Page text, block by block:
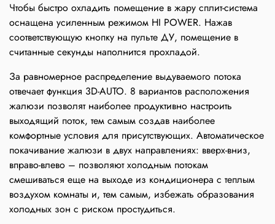
Чтобы быстро охладить помещение в жару сплит-система
оснащена усиленным режимом HI POWER. Нажав
соответствующую кнопку на пульте ДУ, помещение в
считанные секунды наполнится прохладой.
За равномерное распределение выдуваемого потока
отвечает функция 3D-AUTO. 8 вариантов расположения
жалюзи позволят наиболее продуктивно настроить
выходящий поток, тем самым создав наиболее
комфортные условия для присутствующих. Автоматическое
покачивание жалюзи в двух направлениях: вверх-вниз,
вправо-влево – позволяют холодным потокам
смешиваться еще на выходе из кондиционера с теплым
воздухом комнаты и, тем самым, избежать образования
холодных зон с риском простудиться.